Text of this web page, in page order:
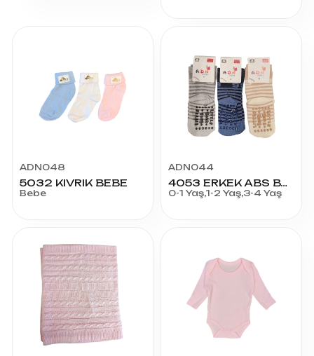
ADN048
5032 KIVRIK BEBE
Bebe
ADN044
4053 ERKEK ABS BASKILI BEBE SOKET ÇORAP
0-1 Yaş,1-2 Yaş,3-4 Yaş